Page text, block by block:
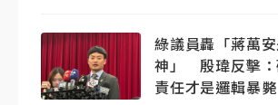
綠議員轟「蔣萬
神」 殷瑋反擊：
責任才是邏輯暴斃